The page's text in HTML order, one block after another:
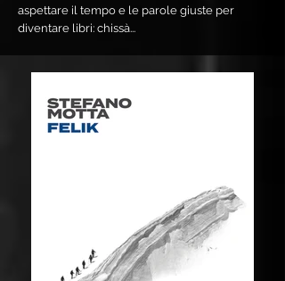
aspettare il tempo e le parole giuste per
diventare libri: chissà...